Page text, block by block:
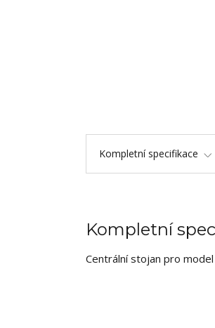
Kompletní specifikace
Kompletní
Centrální stojan pro